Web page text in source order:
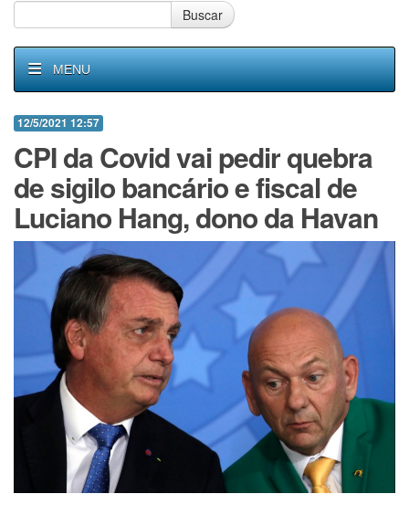
Buscar
MENU
12/5/2021 12:57
CPI da Covid vai pedir quebra
de sigilo bancário e fiscal de
Luciano Hang, dono da Havan